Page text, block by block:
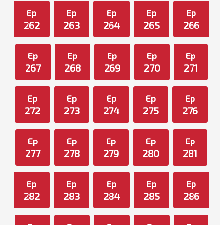
Ep
262
Ep
263
Ep
264
Ep
265
Ep
266
Ep
267
Ep
268
Ep
269
Ep
270
Ep
271
Ep
272
Ep
273
Ep
274
Ep
275
Ep
276
Ep
277
Ep
278
Ep
279
Ep
280
Ep
281
Ep
282
Ep
283
Ep
284
Ep
285
Ep
286